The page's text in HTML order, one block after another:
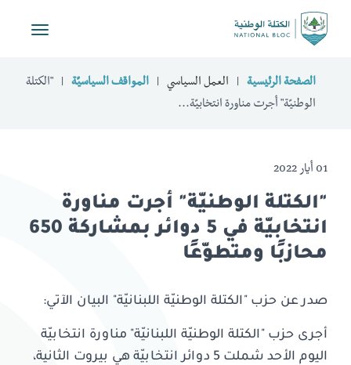
Toggle
الصفحة الرئيسية العمل السياسي المواقف السياسيّة
"الكتلة
الوطنيّة" أجرت مناورة انتخابيّة...
01 أيار 2022
"الكتلة الوطنيّة" أجرت مناورة
انتخابيّة في 5 دوائر بمشاركة 650
محازبًا ومتطوّعًا
صدر عن حزب "الكتلة الوطنيّة اللبنانيّة" البيان الآتي:
أجرى حزب "الكتلة الوطنيّة اللبنانيّة" مناورة انتخابيّة
اليوم الأحد شملت 5 دوائر انتخابيّة هي بيروت الثانية،